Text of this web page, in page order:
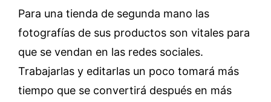
Para una tienda de segunda mano las
fotografías de sus productos son vitales para
que se vendan en las redes sociales.
Trabajarlas y editarlas un poco tomará más
tiempo que se convertirá después en más